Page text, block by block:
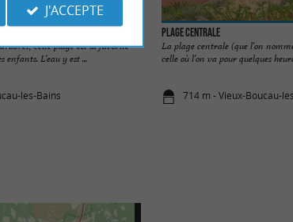
cette plage est la favorite
enfants. L’eau y est ...
les-Bains
Plage Centrale
La plage centrale (que l’on
celle où l’on va pour quelques
714 m - Vieux-Boucau-
J'ACCEPTE